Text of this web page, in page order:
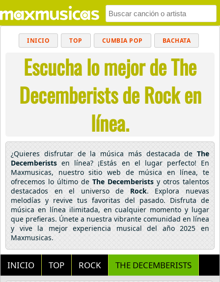
INICIO TOP CUMBIA POP BACHATA
POP MUSICA CRISTIANA REGGAETON
BALADAS ALTERNATIVO ELECTRÓNICA
CUMBIAS
Escucha lo mejor de The
Decemberists de Rock en
línea.
¿Quieres disfrutar de la música más destacada de The
Decemberists en línea? ¡Estás en el lugar perfecto! En
Maxmusicas, nuestro sitio web de música en línea, te
ofrecemos lo último de The Decemberists y otros talentos
destacados en el universo de Rock. Explora nuevas
melodías y revive tus favoritas del pasado. Disfruta de
música en línea ilimitada, en cualquier momento y lugar
que prefieras. Únete a nuestra vibrante comunidad en línea
y vive la mejor experiencia musical del año 2025 en
Maxmusicas.
INICIO TOP ROCK THE DECEMBERISTS